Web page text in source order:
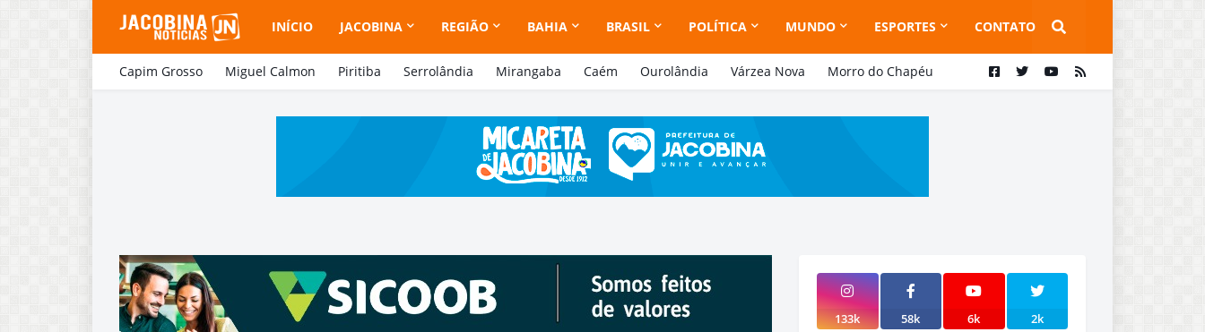
INÍCIO JACOBINA REGIÃO BAHIA BRASIL POLÍTICA MUNDO ESPORTES CONTATO
Capim Grosso Miguel Calmon Piritiba Serrolândia Mirangaba Caém Ourolândia Várzea Nova Morro do Chapéu
133k 58k 6k 2k